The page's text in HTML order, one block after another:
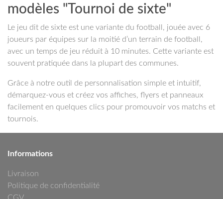
modèles "Tournoi de sixte"
Le jeu dit de sixte est une variante du football, jouée avec 6
joueurs par équipes sur la moitié d’un terrain de football,
avec un temps de jeu réduit à 10 minutes. Cette variante est
souvent pratiquée dans la plupart des communes.
Grâce à notre outil de personnalisation simple et intuitif,
démarquez-vous et créez vos affiches, flyers et panneaux
facilement en quelques clics pour promouvoir vos matchs et
tournois.
Informations
Livraison
Politique de confidentialité